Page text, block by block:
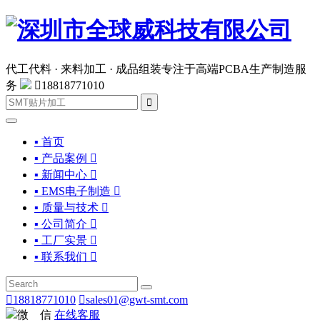
代工代料 · 来料加工 · 成品组装专注于高端PCBA生产制造服
务
18818771010

▪ 首页
▪ 产品案例 
▪ 新闻中心 
▪ EMS电子制造 
▪ 质量与技术 
▪ 公司简介 
▪ 工厂实景 
▪ 联系我们 
18818771010 sales01@gwt-smt.com
微 信 在线客服